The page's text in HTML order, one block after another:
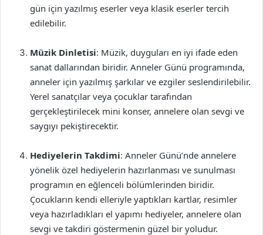
gün için yazılmış eserler veya klasik eserler tercih
edilebilir.
Müzik Dinletisi: Müzik, duyguları en iyi ifade eden
sanat dallarından biridir. Anneler Günü programında,
anneler için yazılmış şarkılar ve ezgiler seslendirilebilir.
Yerel sanatçılar veya çocuklar tarafından
gerçekleştirilecek mini konser, annelere olan sevgi ve
saygıyı pekiştirecektir.
Hediyelerin Takdimi: Anneler Günü’nde annelere
yönelik özel hediyelerin hazırlanması ve sunulması
programın en eğlenceli bölümlerinden biridir.
Çocukların kendi elleriyle yaptıkları kartlar, resimler
veya hazırladıkları el yapımı hediyeler, annelere olan
sevgi ve takdiri göstermenin güzel bir yoludur.